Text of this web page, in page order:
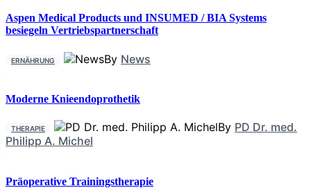
Aspen Medical Products und INSUMED / BIA Systems
besiegeln Vertriebspartnerschaft
ERNÄHRUNG By News
Moderne Knieendoprothetik
THERAPIE By PD Dr. med.
Philipp A. Michel
Präoperative Trainingstherapie